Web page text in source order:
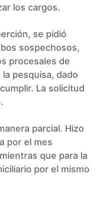
los cargos.
se pidió
sospechosos,
procesales de
pesquisa, dado
La solicitud
parcial. Hizo
por el mes
que para la
por el mismo